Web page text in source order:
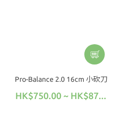
Pro-Balance 2.0 16cm 小砍刀
HK$750.00 ~ HK$87...